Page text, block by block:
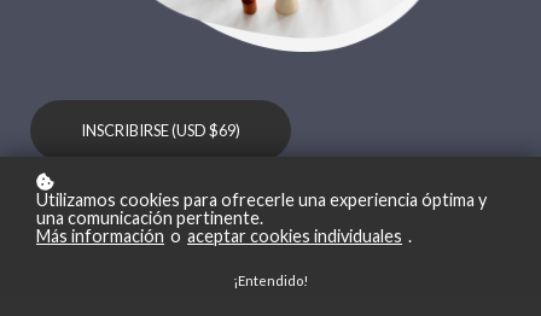
INSCRIBIRSE (USD $69)
Utilizamos cookies para ofrecerle una experiencia óptima y
una comunicación pertinente.
Más información o aceptar cookies individuales .
¡Entendido!